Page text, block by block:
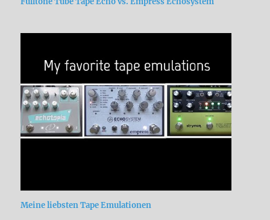
Meine liebsten Tape Emulationen